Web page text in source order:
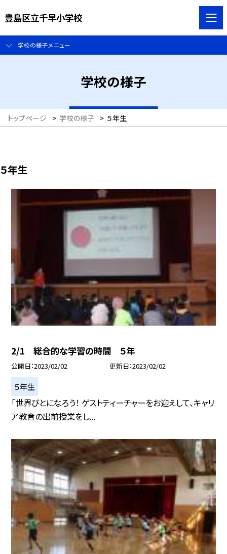
豊島区立千早小学校
学校の様子メニュー
学校の様子
トップページ > 学校の様子 > ５年生
５年生
2/1 総合的な学習の時間 ５年
公開日 2023/02/02 更新日 2023/02/02
５年生
「世界びとになろう！ ゲストティーチャーをお迎えして、キャリ
ア教育の出前授業をし...